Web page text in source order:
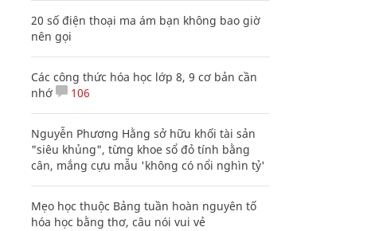
20 số điện thoại ma ám bạn không bao giờ
nên gọi
Các công thức hóa học lớp 8, 9 cơ bản cần
nhớ
106
Nguyễn Phương Hằng sở hữu khối tài sản
"siêu khủng", từng khoe sổ đỏ tính bằng
cân, mắng cựu mẫu 'không có nổi nghìn tỷ'
Mẹo học thuộc Bảng tuần hoàn nguyên tố
hóa học bằng thơ, câu nói vui vẻ